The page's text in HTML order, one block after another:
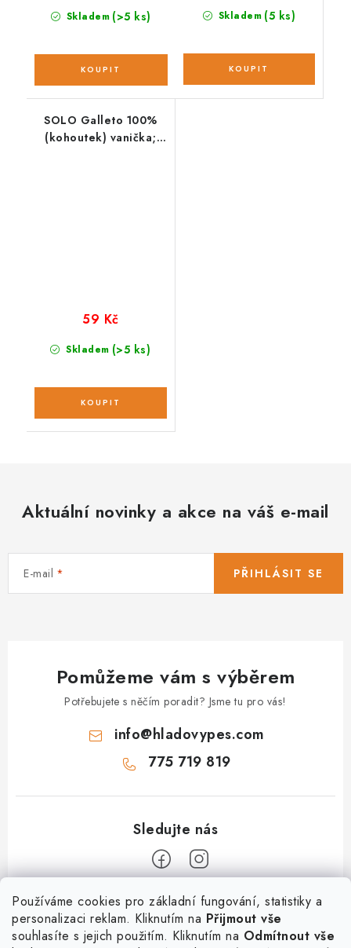
Používáme cookies pro základní fungování, statistiky a
personalizaci reklam. Kliknutím na Přijmout vše
souhlasíte s jejich použitím. Kliknutím na Odmítnout vše
Skladem (>5 ks) Skladem (5 ks)
SOLO Galleto 100%
(kohoutek) vanička;
Skladem (>5 ks)
59 Kč
Aktuální novinky a akce na váš e-mail
E-mail PŘIHLÁSIT SE
Pomůžeme vám s výběrem
Potřebujete s něčím poradit? Jsme tu pro vás!
info@hladovypes.com
775 719 819
Informace